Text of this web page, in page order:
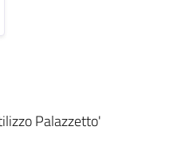
Palazzetto'